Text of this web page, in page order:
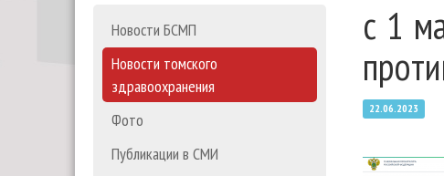
c 1
22.06.2023
Новости БСМП
Новости томского
здравоохранения
Фото
Публикации в СМИ